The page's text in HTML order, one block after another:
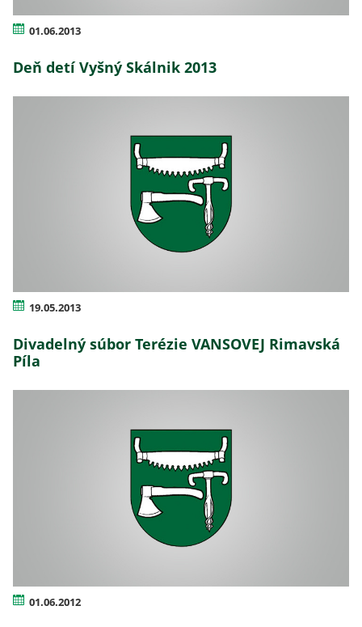
01.06.2013
Deň detí Vyšný Skálnik 2013
19.05.2013
Divadelný súbor Terézie VANSOVEJ Rimavská
Píla
01.06.2012